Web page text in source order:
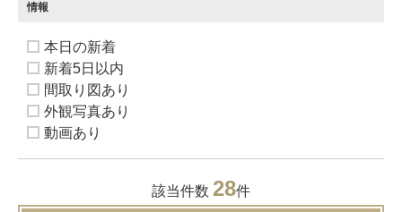
情報
本日の新着
新着5日以内
間取り図あり
外観写真あり
動画あり
該当件数 28件